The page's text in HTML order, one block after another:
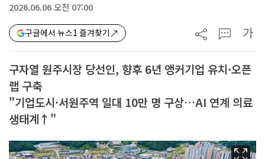
2026.06.06 오전 07:00
구글에서 뉴스1 즐겨찾기 가
구자열 원주시장 당선인, 향후 6년 앵커기업 유치·오픈
랩 구축
"기업도시·서원주역 일대 10만 명 구상…AI 연계 의료
생태계↑"